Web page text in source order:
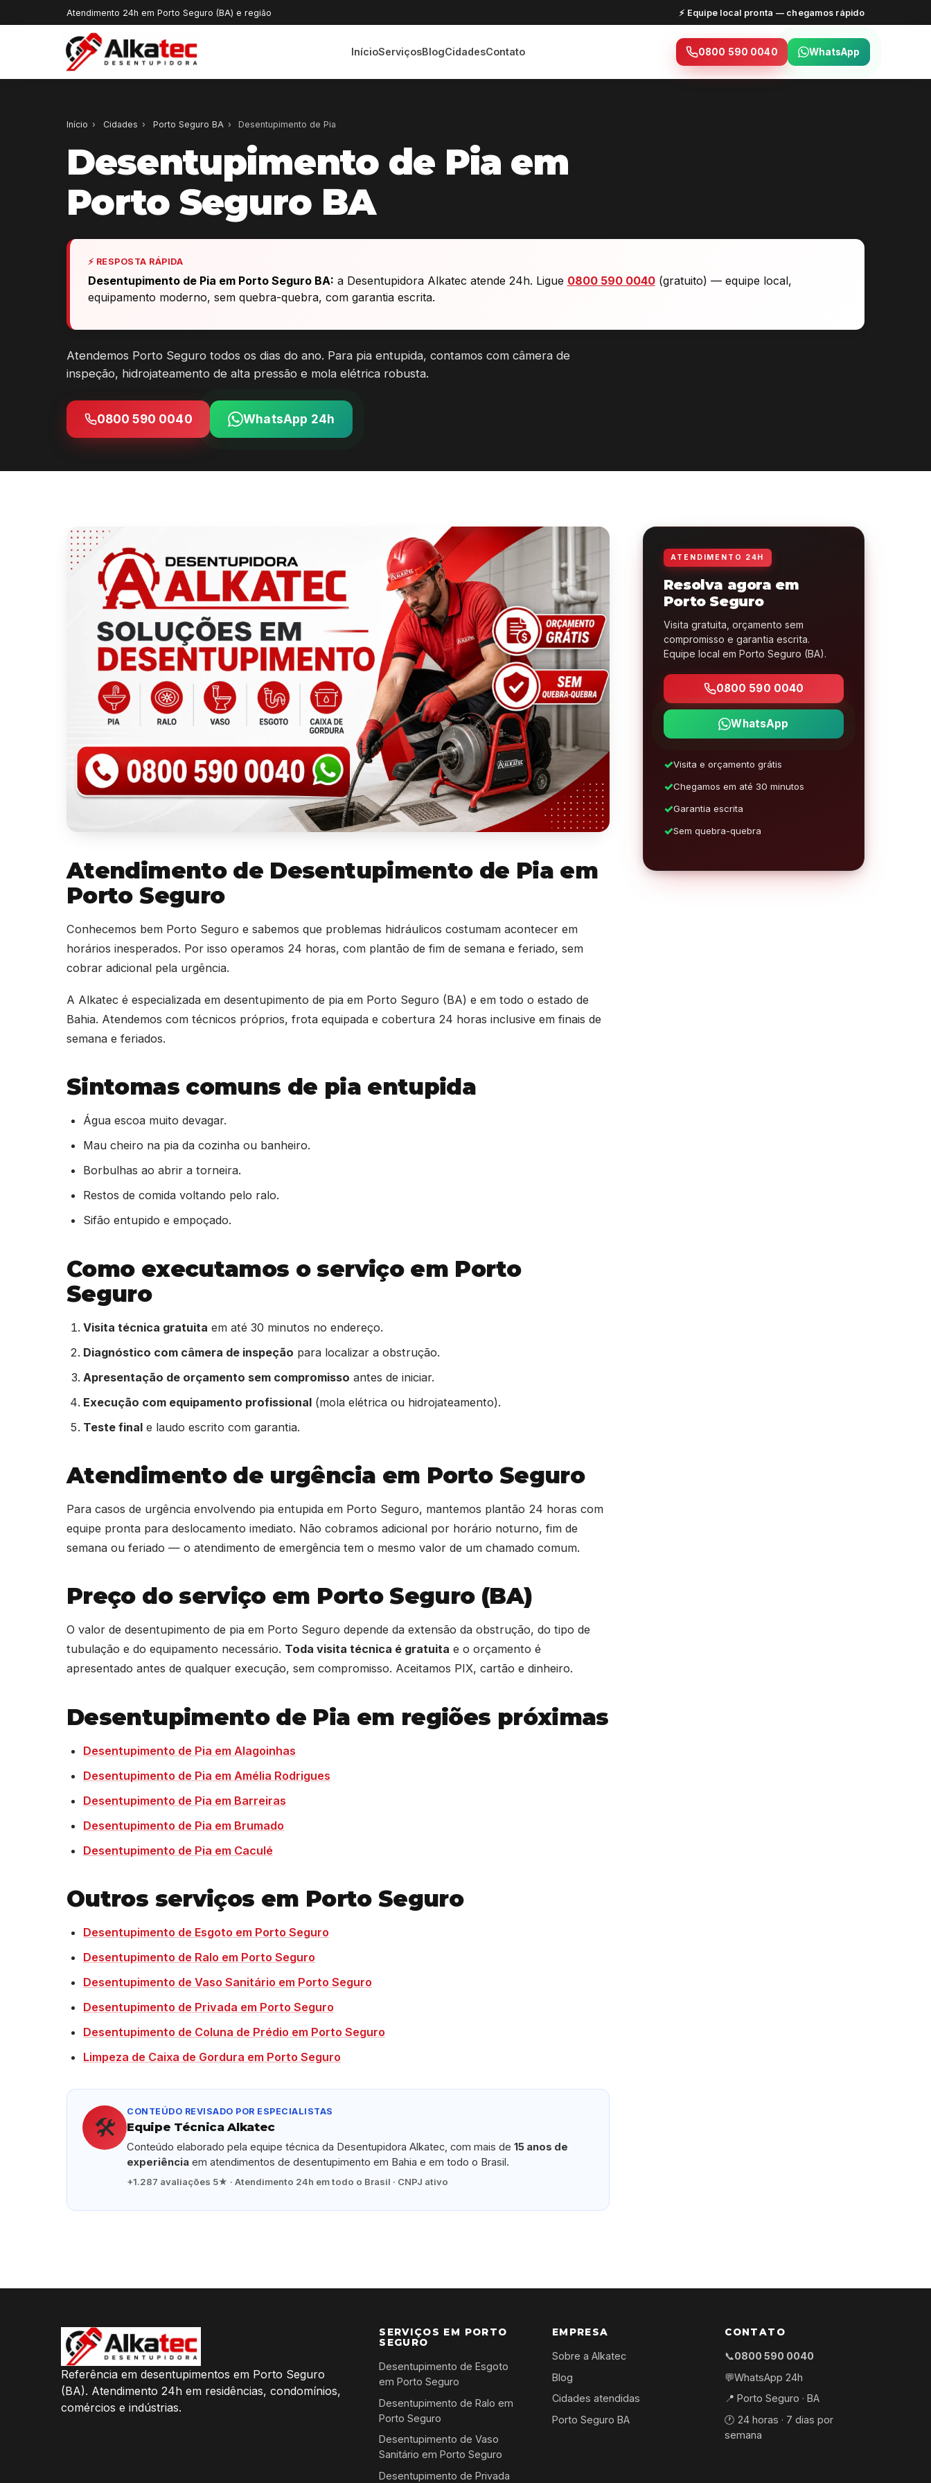
Atendimento 24h em Porto Seguro (BA) e região ⚡ Equipe local pronta — chegamos rápido
InícioServiçosBlogCidadesContato 0800 590 0040 WhatsApp
Início › Cidades › Porto Seguro BA › Desentupimento de Pia
Desentupimento de Pia em
Porto Seguro BA
⚡ RESPOSTA RÁPIDA
Desentupimento de Pia em Porto Seguro BA: a Desentupidora Alkatec atende 24h. Ligue 0800 590 0040(gratuito) — equipe local,
equipamento moderno, sem quebra-quebra, com garantia escrita.
Atendemos Porto Seguro todos os dias do ano. Para pia entupida, contamos com câmera de
inspeção, hidrojateamento de alta pressão e mola elétrica robusta.
0800 590 0040 WhatsApp 24h
Atendimento de Desentupimento de Pia em
Porto Seguro
Conhecemos bem Porto Seguro e sabemos que problemas hidráulicos costumam acontecer em
horários inesperados. Por isso operamos 24 horas, com plantão de fim de semana e feriado, sem
cobrar adicional pela urgência.
A Alkatec é especializada em desentupimento de pia em Porto Seguro (BA) e em todo o estado de
Bahia. Atendemos com técnicos próprios, frota equipada e cobertura 24 horas inclusive em finais de
semana e feriados.
Sintomas comuns de pia entupida
Água escoa muito devagar.
Mau cheiro na pia da cozinha ou banheiro.
Borbulhas ao abrir a torneira.
Restos de comida voltando pelo ralo.
Sifão entupido e empoçado.
Como executamos o serviço em Porto
Seguro
Visita técnica gratuita em até 30 minutos no endereço.
Diagnóstico com câmera de inspeção para localizar a obstrução.
Apresentação de orçamento sem compromisso antes de iniciar.
Execução com equipamento profissional (mola elétrica ou hidrojateamento).
Teste final e laudo escrito com garantia.
Atendimento de urgência em Porto Seguro
Para casos de urgência envolvendo pia entupida em Porto Seguro, mantemos plantão 24 horas com
equipe pronta para deslocamento imediato. Não cobramos adicional por horário noturno, fim de
semana ou feriado — o atendimento de emergência tem o mesmo valor de um chamado comum.
Preço do serviço em Porto Seguro (BA)
O valor de desentupimento de pia em Porto Seguro depende da extensão da obstrução, do tipo de
tubulação e do equipamento necessário. Toda visita técnica é gratuita e o orçamento é
apresentado antes de qualquer execução, sem compromisso. Aceitamos PIX, cartão e dinheiro.
Desentupimento de Pia em regiões próximas
Desentupimento de Pia em Alagoinhas
Desentupimento de Pia em Amélia Rodrigues
Desentupimento de Pia em Barreiras
Desentupimento de Pia em Brumado
Desentupimento de Pia em Caculé
Outros serviços em Porto Seguro
Desentupimento de Esgoto em Porto Seguro
Desentupimento de Ralo em Porto Seguro
Desentupimento de Vaso Sanitário em Porto Seguro
Desentupimento de Privada em Porto Seguro
Desentupimento de Coluna de Prédio em Porto Seguro
Limpeza de Caixa de Gordura em Porto Seguro
🛠️
CONTEÚDO REVISADO POR ESPECIALISTAS
Equipe Técnica Alkatec
Conteúdo elaborado pela equipe técnica da Desentupidora Alkatec, com mais de15 anos de
experiência em atendimentos de desentupimento em Bahia e em todo o Brasil.
+1.287 avaliações 5★ · Atendimento 24h em todo o Brasil · CNPJ ativo
ATENDIMENTO 24H
Resolva agora em
Porto Seguro
Visita gratuita, orçamento sem
compromisso e garantia escrita.
Equipe local em Porto Seguro (BA).
0800 590 0040
WhatsApp
Visita e orçamento grátis
Chegamos em até 30 minutos
Garantia escrita
Sem quebra-quebra
Referência em desentupimentos em Porto Seguro
(BA). Atendimento 24h em residências, condomínios,
comércios e indústrias.
SERVIÇOS EM PORTO
SEGURO
Desentupimento de Esgoto
em Porto Seguro
Desentupimento de Ralo em
Porto Seguro
Desentupimento de Vaso
Sanitário em Porto Seguro
Desentupimento de Privada
EMPRESA
Sobre a Alkatec
Blog
Cidades atendidas
Porto Seguro BA
CONTATO
📞0800 590 0040
💬WhatsApp 24h
📍 Porto Seguro · BA
🕐 24 horas · 7 dias por
semana